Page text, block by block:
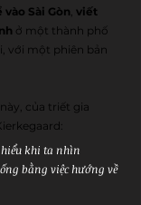
vào Sài Gòn, viết
ở một thành phố
với một phiên bản
của triết gia
hiểu khi ta nhìn
bằng việc hướng về